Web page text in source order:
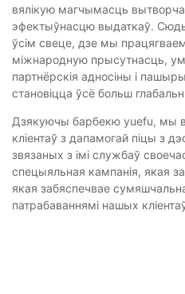
вялікую магчымасць
эфектыўнасцю выдаткаў.
ўсім свеце, дзе мы
міжнародную прысутнасць,
партнёрскія адносіны і
становіцца ўсё больш
Дзякуючы барбекю yuefu, мы
кліентаў з дапамогай піцы з
звязаных з імі службаў
спецыяльная кампанія, якая
якая забяспечвае
патрабаваннямі нашых